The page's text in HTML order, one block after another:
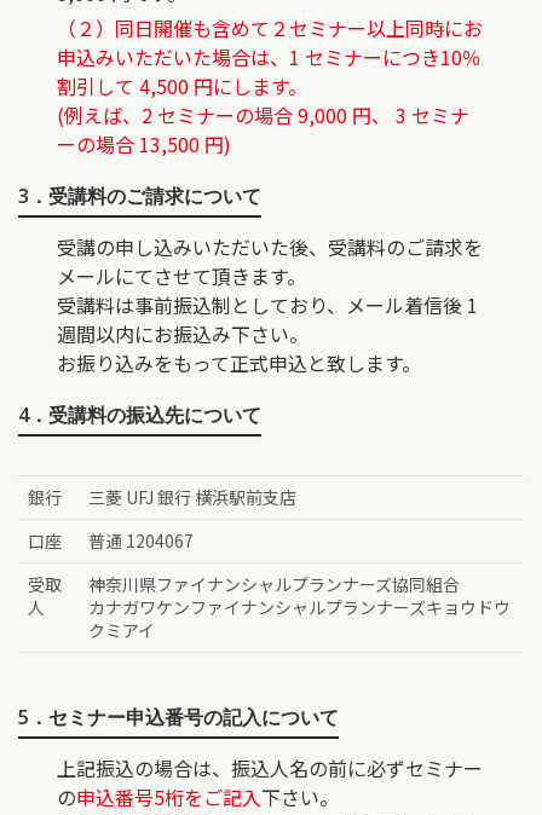
（２）同日開催も含めて２セミナー以上同時にお
申込みいただいた場合は、1 セミナーにつき10％
割引して 4,500 円にします。
(例えば、2 セミナーの場合 9,000 円、 3 セミナ
ーの場合 13,500 円)
3．受講料のご請求について
受講の申し込みいただいた後、受講料のご請求を
メールにてさせて頂きます。
受講料は事前振込制としており、メール着信後 1
週間以内にお振込み下さい。
お振り込みをもって正式申込と致します。
4．受講料の振込先について
銀行
三菱 UFJ 銀行 横浜駅前支店
口座
普通 1204067
受取
人
神奈川県ファイナンシャルプランナーズ協同組合
カナガワケンファイナンシャルプランナーズキョウドウ
クミアイ
5．セミナー申込番号の記入について
上記振込の場合は、振込人名の前に必ずセミナー
の申込番号5桁をご記入下さい。